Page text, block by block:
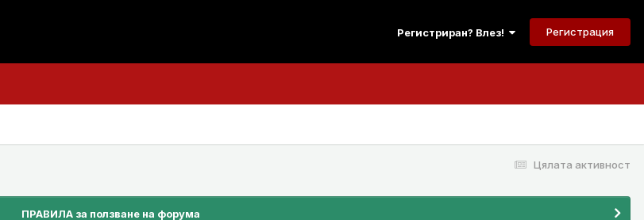
Регистриран? Влез! Регистрация
Цялата активност
ПРАВИЛА за ползване на форума